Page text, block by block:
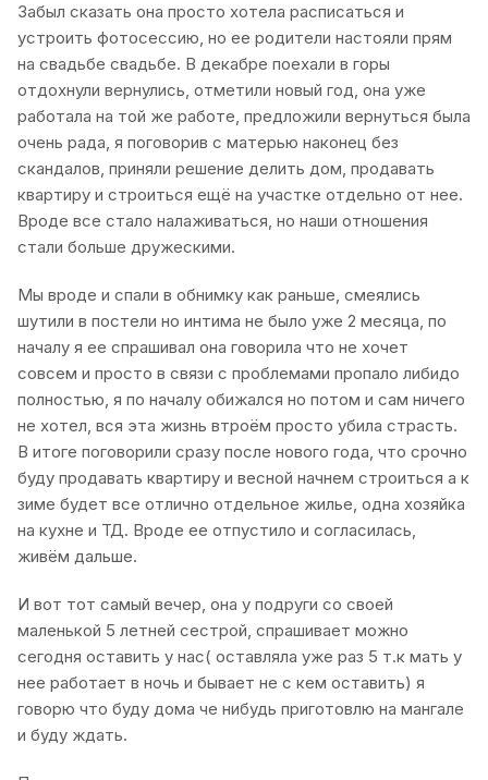
Забыл сказать она просто хотела расписаться и
устроить фотосессию, но ее родители настояли прям
на свадьбе свадьбе. В декабре поехали в горы
отдохнули вернулись, отметили новый год, она уже
работала на той же работе, предложили вернуться была
очень рада, я поговорив с матерью наконец без
скандалов, приняли решение делить дом, продавать
квартиру и строиться ещё на участке отдельно от нее.
Вроде все стало налаживаться, но наши отношения
стали больше дружескими.
Мы вроде и спали в обнимку как раньше, смеялись
шутили в постели но интима не было уже 2 месяца, по
началу я ее спрашивал она говорила что не хочет
совсем и просто в связи с проблемами пропало либидо
полностью, я по началу обижался но потом и сам ничего
не хотел, вся эта жизнь втроём просто убила страсть.
В итоге поговорили сразу после нового года, что срочно
буду продавать квартиру и весной начнем строиться а к
зиме будет все отлично отдельное жилье, одна хозяйка
на кухне и ТД. Вроде ее отпустило и согласилась,
живём дальше.
И вот тот самый вечер, она у подруги со своей
маленькой 5 летней сестрой, спрашивает можно
сегодня оставить у нас( оставляла уже раз 5 т.к мать у
нее работает в ночь и бывает не с кем оставить) я
говорю что буду дома че нибудь приготовлю на мангале
и буду ждать.